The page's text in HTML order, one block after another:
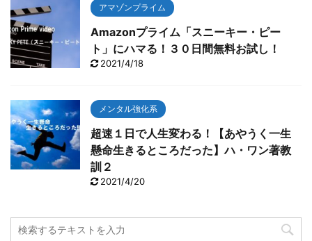
アマゾンプライム
Amazonプライム「スニーキー・ピー
ト」にハマる！３０日間無料お試し！
2021/4/18
メンタル強化系
超速１日で人生変わる！【あやうく一生
懸命生きるところだった】ハ・ワン著教
訓２
2021/4/20